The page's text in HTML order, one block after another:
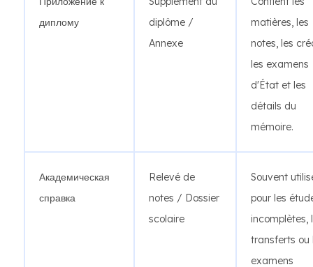
диплому
diplôme /
Annexe
matières, les
notes, les
les examens
d'État et les
détails du
mémoire.
Академическая
справка
Relevé de
notes / Dossier
scolaire
Souvent
pour les
incomplètes,
transferts ou
examens